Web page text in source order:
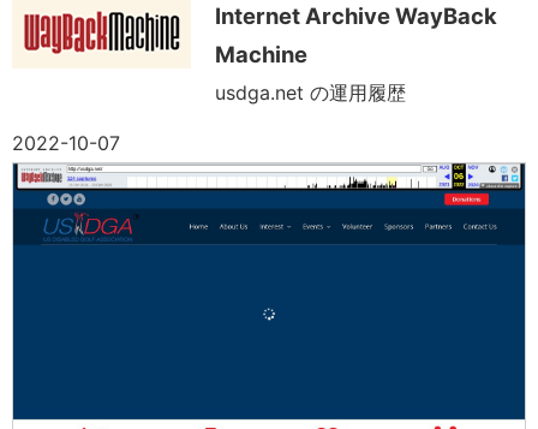
Internet Archive WayBack
Machine
usdga.net の運用履歴
2022-10-07